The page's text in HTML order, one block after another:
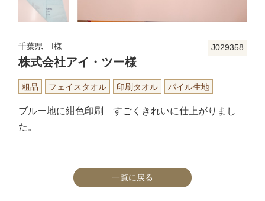
J029358
千葉県 I様
株式会社アイ・ツー様
粗品 フェイスタオル 印刷タオル パイル生地
ブルー地に紺色印刷 すごくきれいに仕上がりまし
た。
一覧に戻る